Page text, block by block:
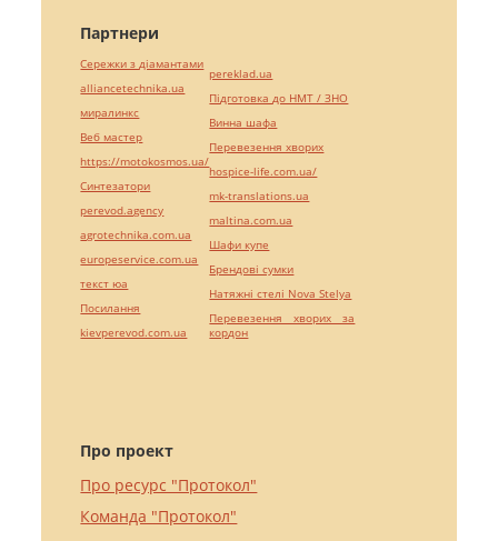
Про проект
Про ресурс "Протокол"
Команда "Протокол"
Партнери
Сережки з діамантами
alliancetechnika.ua
миралинкс
Веб мастер
https://motokosmos.ua/
Синтезатори
perevod.agency
agrotechnika.com.ua
europeservice.com.ua
текст юа
Посилання
kievperevod.com.ua
pereklad.ua
Підготовка до НМТ / ЗНО
Винна шафа
Перевезення хворих
hospice-life.com.ua/
mk-translations.ua
maltina.com.ua
Шафи купе
Брендові сумки
Натяжні стелі Nova Stelya
Перевезення хворих за
кордон